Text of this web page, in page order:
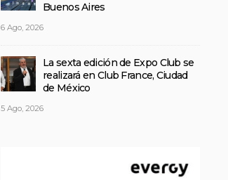
Buenos Aires
6 Ago, 2026
La sexta edición de Expo Club se
realizará en Club France, Ciudad
de México
5 Ago, 2026